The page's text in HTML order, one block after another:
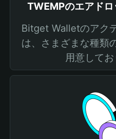
TWEMPのエアド
Bitget Walletのアク
は、さまざまな種類
用意してお